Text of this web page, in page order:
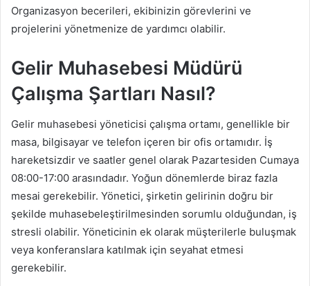
Organizasyon becerileri, ekibinizin görevlerini ve
projelerini yönetmenize de yardımcı olabilir.
Gelir Muhasebesi Müdürü
Çalışma Şartları Nasıl?
Gelir muhasebesi yöneticisi çalışma ortamı, genellikle bir
masa, bilgisayar ve telefon içeren bir ofis ortamıdır. İş
hareketsizdir ve saatler genel olarak Pazartesiden Cumaya
08:00-17:00 arasındadır. Yoğun dönemlerde biraz fazla
mesai gerekebilir. Yönetici, şirketin gelirinin doğru bir
şekilde muhasebeleştirilmesinden sorumlu olduğundan, iş
stresli olabilir. Yöneticinin ek olarak müşterilerle buluşmak
veya konferanslara katılmak için seyahat etmesi
gerekebilir.